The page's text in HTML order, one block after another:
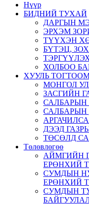
Нүүр
БИДНИЙ ТУХАЙ
ДАРГЫН
ЭРХЭМ
ТҮҮХЭН
БҮТЭЦ,
ХОЛБОО
ХУУЛЬ
МОНГОЛ
ЗАСГИЙН
САЛБАРЫН
ДЭЭД
ТӨСӨЛД
Төлөвлөгөө
АЙМГИЙН
ЕРӨНХИЙ
СУМДЫН
ЕРӨНХИЙ
СУМДЫН